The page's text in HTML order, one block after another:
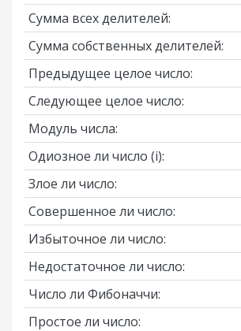
Сумма всех делителей:
Сумма собственных делителей:
Предыдущее целое число:
Следующее целое число:
Модуль числа:
Одиозное ли число (i):
Злое ли число:
Совершенное ли число:
Избыточное ли число:
Недостаточное ли число:
Число ли Фибоначчи:
Простое ли число: